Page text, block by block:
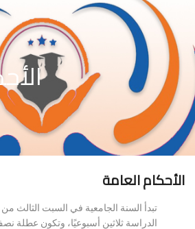
الأحكام العامة
تبدأ السنة الجامعية في السبت الثالث
الدراسة ثلاثين أسبوعيًا، وتكون عطلة